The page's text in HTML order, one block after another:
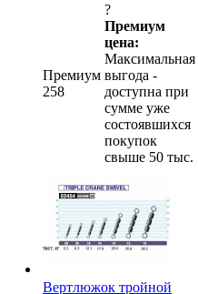
Премиум
258
?
Премиум
цена:
Максимальная
выгода -
доступна при
сумме уже
состоявшихся
покупок
свыше 50 тыс.
Вертлюжок тройной